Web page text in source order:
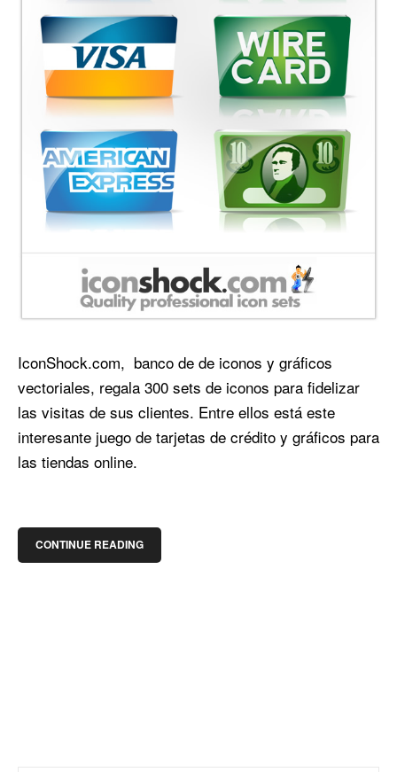
IconShock.com, banco de de iconos y gráficos
vectoriales, regala 300 sets de iconos para fidelizar
las visitas de sus clientes. Entre ellos está este
interesante juego de tarjetas de crédito y gráficos para
las tiendas online.
CONTINUE READING